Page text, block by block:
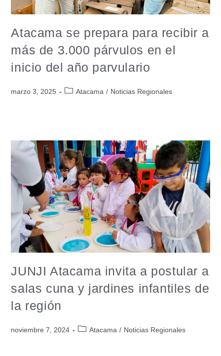
Atacama se prepara para recibir a
más de 3.000 párvulos en el
inicio del año parvulario
marzo 3, 2025 Atacama / Noticias Regionales
JUNJI Atacama invita a postular a
salas cuna y jardines infantiles de
la región
noviembre 7, 2024 Atacama / Noticias Regionales